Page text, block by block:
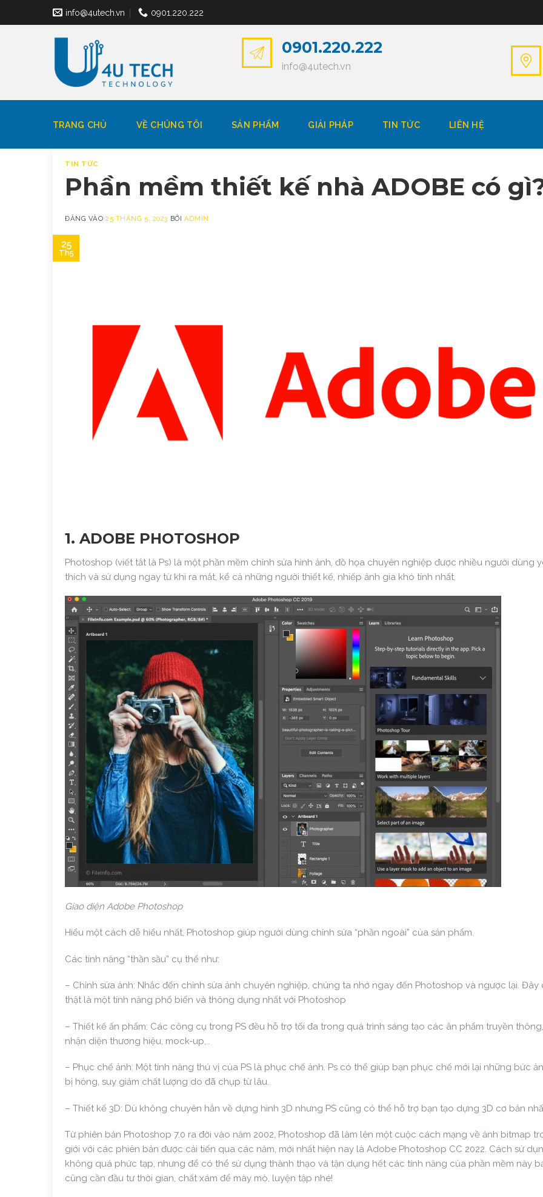
qua
info@4utech.vn 0901.220.222
0901.220.222
info@4utech.vn
TRANG CHỦ VỀ CHÚNG TÔI SẢN PHẨM GIẢI PHÁP TIN TỨC LIÊN HỆ
TIN TỨC
Phần mềm thiết kế nhà ADOBE có
ĐĂNG VÀO25 THÁNG 5, 2023 BỞI ADMIN
25
Th5
1. ADOBE PHOTOSHOP
Photoshop (viết tắt là Ps) là một phần mềm chỉnh sửa hình ảnh, đồ họa chuyên nghiệp được nhiều người dùng
thích và sử dụng ngay từ khi ra mắt, kể cả những người thiết kế, nhiếp ảnh gia khó tính nhất.
Giao diện Adobe Photoshop
Hiểu một cách dễ hiểu nhất, Photoshop giúp người dùng chỉnh sửa “phần ngoài” của sản phẩm.
Các tính năng “thần sầu” cụ thể như:
– Chỉnh sửa ảnh: Nhắc đến chỉnh sửa ảnh chuyên nghiệp, chúng ta nhớ ngay đến Photoshop và ngược lại. Đây
thật là một tính năng phổ biến và thông dụng nhất với Photoshop
– Thiết kế ấn phẩm: Các công cụ trong PS đều hỗ trợ tối đa trong quá trình sáng tạo các ân phẩm truyền
nhận diện thương hiệu, mock-up,..
– Phục chế ảnh: Một tính năng thú vị của PS là phục chế ảnh. Ps có thể giúp bạn phục chế mới lại những bức
bị hỏng, suy giảm chất lượng do đã chụp từ lâu.
– Thiết kế 3D: Dù không chuyên hẳn về dựng hình 3D nhưng PS cũng có thể hỗ trợ bạn tạo dựng 3D cơ bản
Từ phiên bản Photoshop 7.0 ra đời vào năm 2002, Photoshop đã làm lên một cuộc cách mạng về ảnh bitmap
giới với các phiên bản được cải tiến qua các năm, mới nhất hiện nay là Adobe Photoshop CC 2022. Cách sử
không quá phức tạp, nhưng để có thể sử dụng thành thạo và tận dụng hết các tính năng của phần mềm này
cũng cần đầu tư thời gian, chất xám để mày mò, luyện tập nhé!